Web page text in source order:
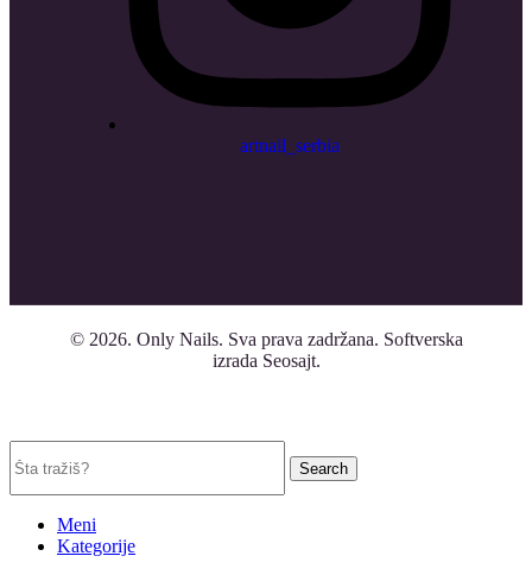
artnail_serbia
© 2026. Only Nails. Sva prava zadržana. Softverska
izrada Seosajt.
Search
Meni
Kategorije